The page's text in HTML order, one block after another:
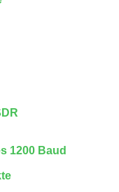
1200 Baud